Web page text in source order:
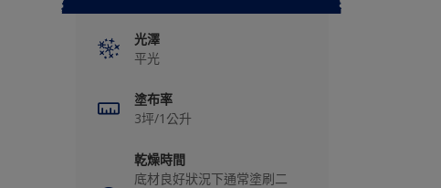
光澤
平光
塗布率
3坪/1公升
乾燥時間
底材良好狀況下通常塗刷二